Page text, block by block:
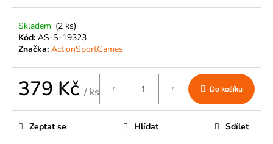
Skladem (2 ks)
Kód: AS-S-19323
Značka: ActionSportGames
379 Kč / ks Do košíku
Zeptat se Hlídat Sdílet
č
u
j
e